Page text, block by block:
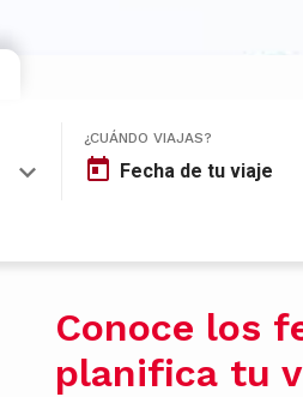
¿CUÁNDO VIAJAS?
Fecha de tu viaje
Conoce los
planifica tu